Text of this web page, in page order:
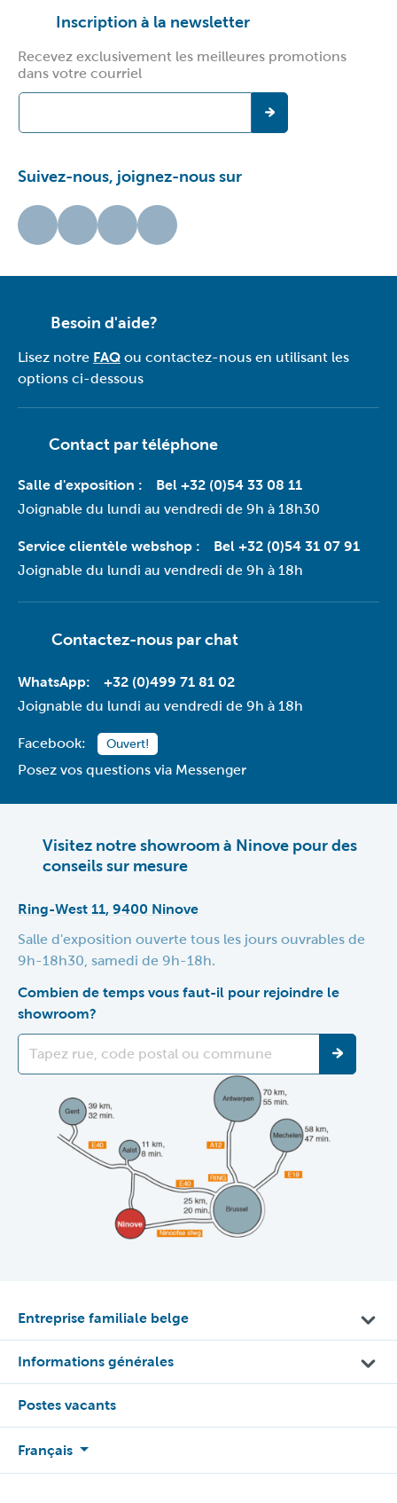
Inscription à la newsletter
Recevez exclusivement les meilleures promotions
dans votre courriel
Suivez-nous, joignez-nous sur
Besoin d'aide?
Lisez notre FAQ ou contactez-nous en utilisant les
options ci-dessous
Contact par téléphone
Salle d'exposition :
Bel +32 (0)54 33 08 11
Joignable du lundi au vendredi de 9h à 18h30
Service clientèle webshop :
Bel +32 (0)54 31 07 91
Joignable du lundi au vendredi de 9h à 18h
Contactez-nous par chat
WhatsApp:
+32 (0)499 71 81 02
Joignable du lundi au vendredi de 9h à 18h
Facebook: Ouvert!
Posez vos questions via Messenger
Visitez notre showroom à Ninove pour des
conseils sur mesure
Ring-West 11, 9400 Ninove
Salle d'exposition ouverte tous les jours ouvrables de
9h-18h30, samedi de 9h-18h.
Combien de temps vous faut-il pour rejoindre le
showroom?
Entreprise familiale belge
Informations générales
Postes vacants
Français